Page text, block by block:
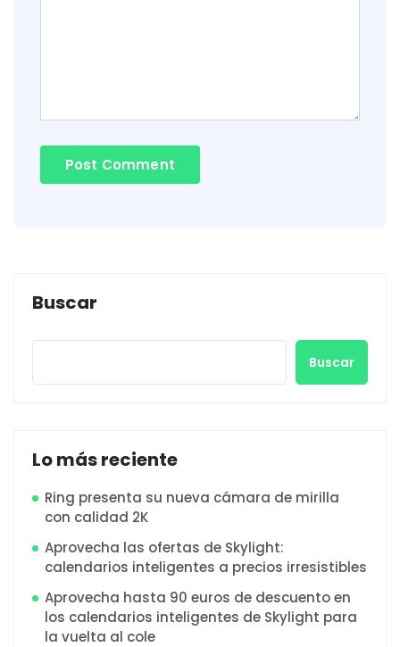
Buscar
Buscar
Lo más reciente
Ring presenta su nueva cámara de mirilla
con calidad 2K
Aprovecha las ofertas de Skylight:
calendarios inteligentes a precios irresistibles
Aprovecha hasta 90 euros de descuento en
los calendarios inteligentes de Skylight para
la vuelta al cole